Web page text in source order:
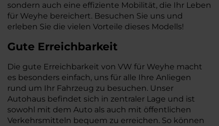
sondern auch eine effiziente Mobilität, die Ihr Leben
für Weyhe bereichert. Besuchen Sie uns und
erleben Sie die vielen Vorteile dieses Modells!
Gute Erreichbarkeit
Die gute Erreichbarkeit von VW für Weyhe macht
es besonders einfach, uns für alle Ihre Anliegen
rund um Ihr Fahrzeug zu besuchen. Unser
Autohaus befindet sich in zentraler Lage und ist
sowohl mit dem Auto als auch mit öffentlichen
Verkehrsmitteln bequem zu erreichen. So können